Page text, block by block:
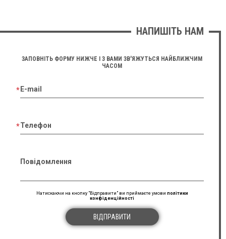
НАПИШІТЬ НАМ
ЗАПОВНІТЬ ФОРМУ НИЖЧЕ І З ВАМИ ЗВ'ЯЖУТЬСЯ НАЙБЛИЖЧИМ
ЧАСОМ
E-mail
Телефон
Повідомлення
Натискаючи на кнопку "Відправити" ви приймаєте умови політики
конфіденційності
ВІДПРАВИТИ